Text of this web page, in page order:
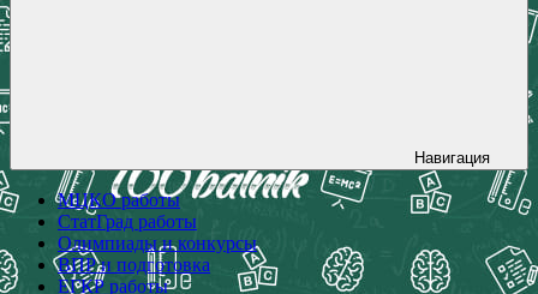
Навигация
МЦКО работы
СтатГрад работы
Олимпиады и конкурсы
ВПР и подготовка
ЕГКР работы